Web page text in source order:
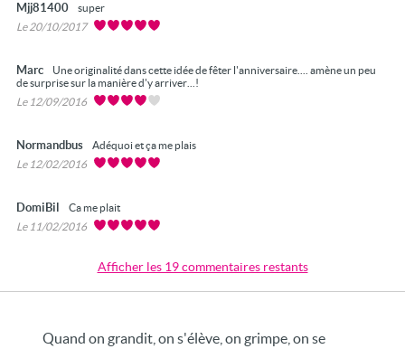
Mjj81400
super
Le 20/10/2017
Marc
Une originalité dans cette idée de fêter l'anniversaire.... amène un peu
de surprise sur la manière d'y arriver...!
Le 12/09/2016
Normandbus
Adéquoi et ça me plais
Le 12/02/2016
DomiBil
Ca me plait
Le 11/02/2016
Afficher les 19 commentaires restants
Quand on grandit, on s'élève, on grimpe, on se